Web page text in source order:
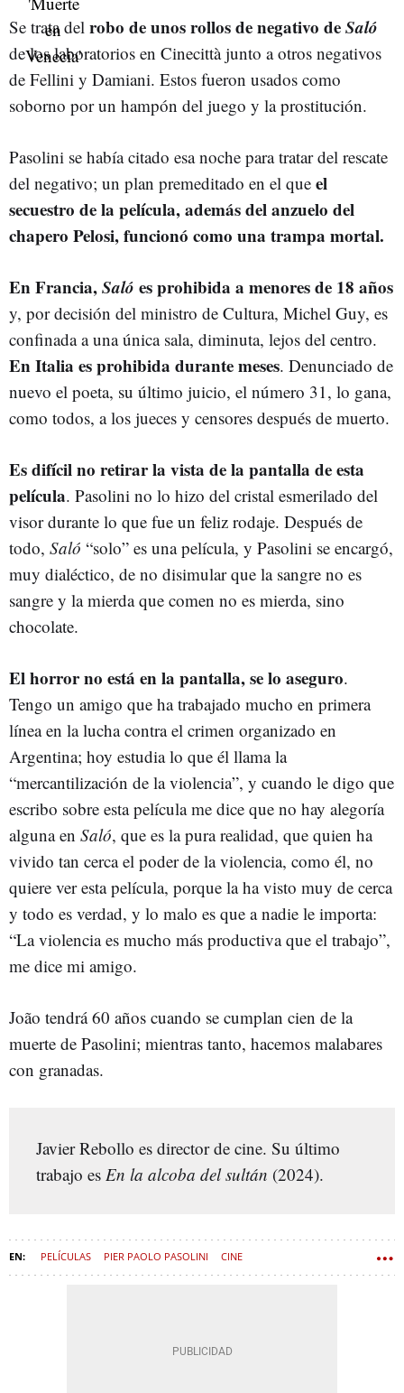
Se trata del robo de unos rollos de negativo deSaló
de los laboratorios en Cinecittà junto a otros negativos
de Fellini y Damiani. Estos fueron usados como
soborno por un hampón del juego y la prostitución.
Pasolini se había citado esa noche para tratar del rescate
del negativo; un plan premeditado en el que el
secuestro de la película, además del anzuelo del
chapero Pelosi, funcionó como una trampa mortal.
En Francia,Saló es prohibida a menores de 18 años
y, por decisión del ministro de Cultura, Michel Guy, es
confinada a una única sala, diminuta, lejos del centro.
En Italia es prohibida durante meses. Denunciado de
nuevo el poeta, su último juicio, el número 31, lo gana,
como todos, a los jueces y censores después de muerto.
Es difícil no retirar la vista de la pantalla de esta
película. Pasolini no lo hizo del cristal esmerilado del
visor durante lo que fue un feliz rodaje. Después de
todo, Saló “solo” es una película, y Pasolini se encargó,
muy dialéctico, de no disimular que la sangre no es
sangre y la mierda que comen no es mierda, sino
chocolate.
El horror no está en la pantalla, se lo aseguro.
Tengo un amigo que ha trabajado mucho en primera
línea en la lucha contra el crimen organizado en
Argentina; hoy estudia lo que él llama la
“mercantilización de la violencia”, y cuando le digo que
escribo sobre esta película me dice que no hay alegoría
alguna en Saló, que es la pura realidad, que quien ha
vivido tan cerca el poder de la violencia, como él, no
quiere ver esta película, porque la ha visto muy de cerca
y todo es verdad, y lo malo es que a nadie le importa:
“La violencia es mucho más productiva que el trabajo”,
me dice mi amigo.
João tendrá 60 años cuando se cumplan cien de la
muerte de Pasolini; mientras tanto, hacemos malabares
con granadas.
Javier Rebollo es director de cine. Su último
trabajo es En la alcoba del sultán (2024).
PELÍCULAS PIER PAOLO PASOLINI CINE